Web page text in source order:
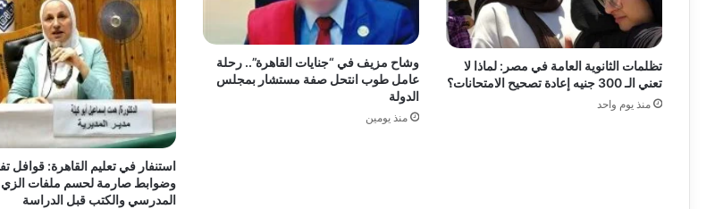
تظلمات الثانوية العامة في مصر: لماذا لا
تعني الـ 300 جنيه إعادة تصحيح الامتحانات؟
منذ يوم واحد
وشاح مزيف في “جنايات القاهرة”.. رحلة
عامل طوب انتحل صفة مستشار بمجلس
الدولة
منذ يومين
استنفار في تعليم القاهرة: قوافل
وضوابط صارمة لحسم ملفات الزي
المدرسي والكتب قبل الدراسة